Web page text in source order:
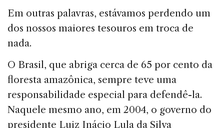
Em outras palavras, estávamos perdendo um
dos nossos maiores tesouros em troca de
nada.
O Brasil, que abriga cerca de 65 por cento da
floresta amazônica, sempre teve uma
responsabilidade especial para defendê-la.
Naquele mesmo ano, em 2004, o go­verno do
presidente Luiz Inácio Lula da Silva